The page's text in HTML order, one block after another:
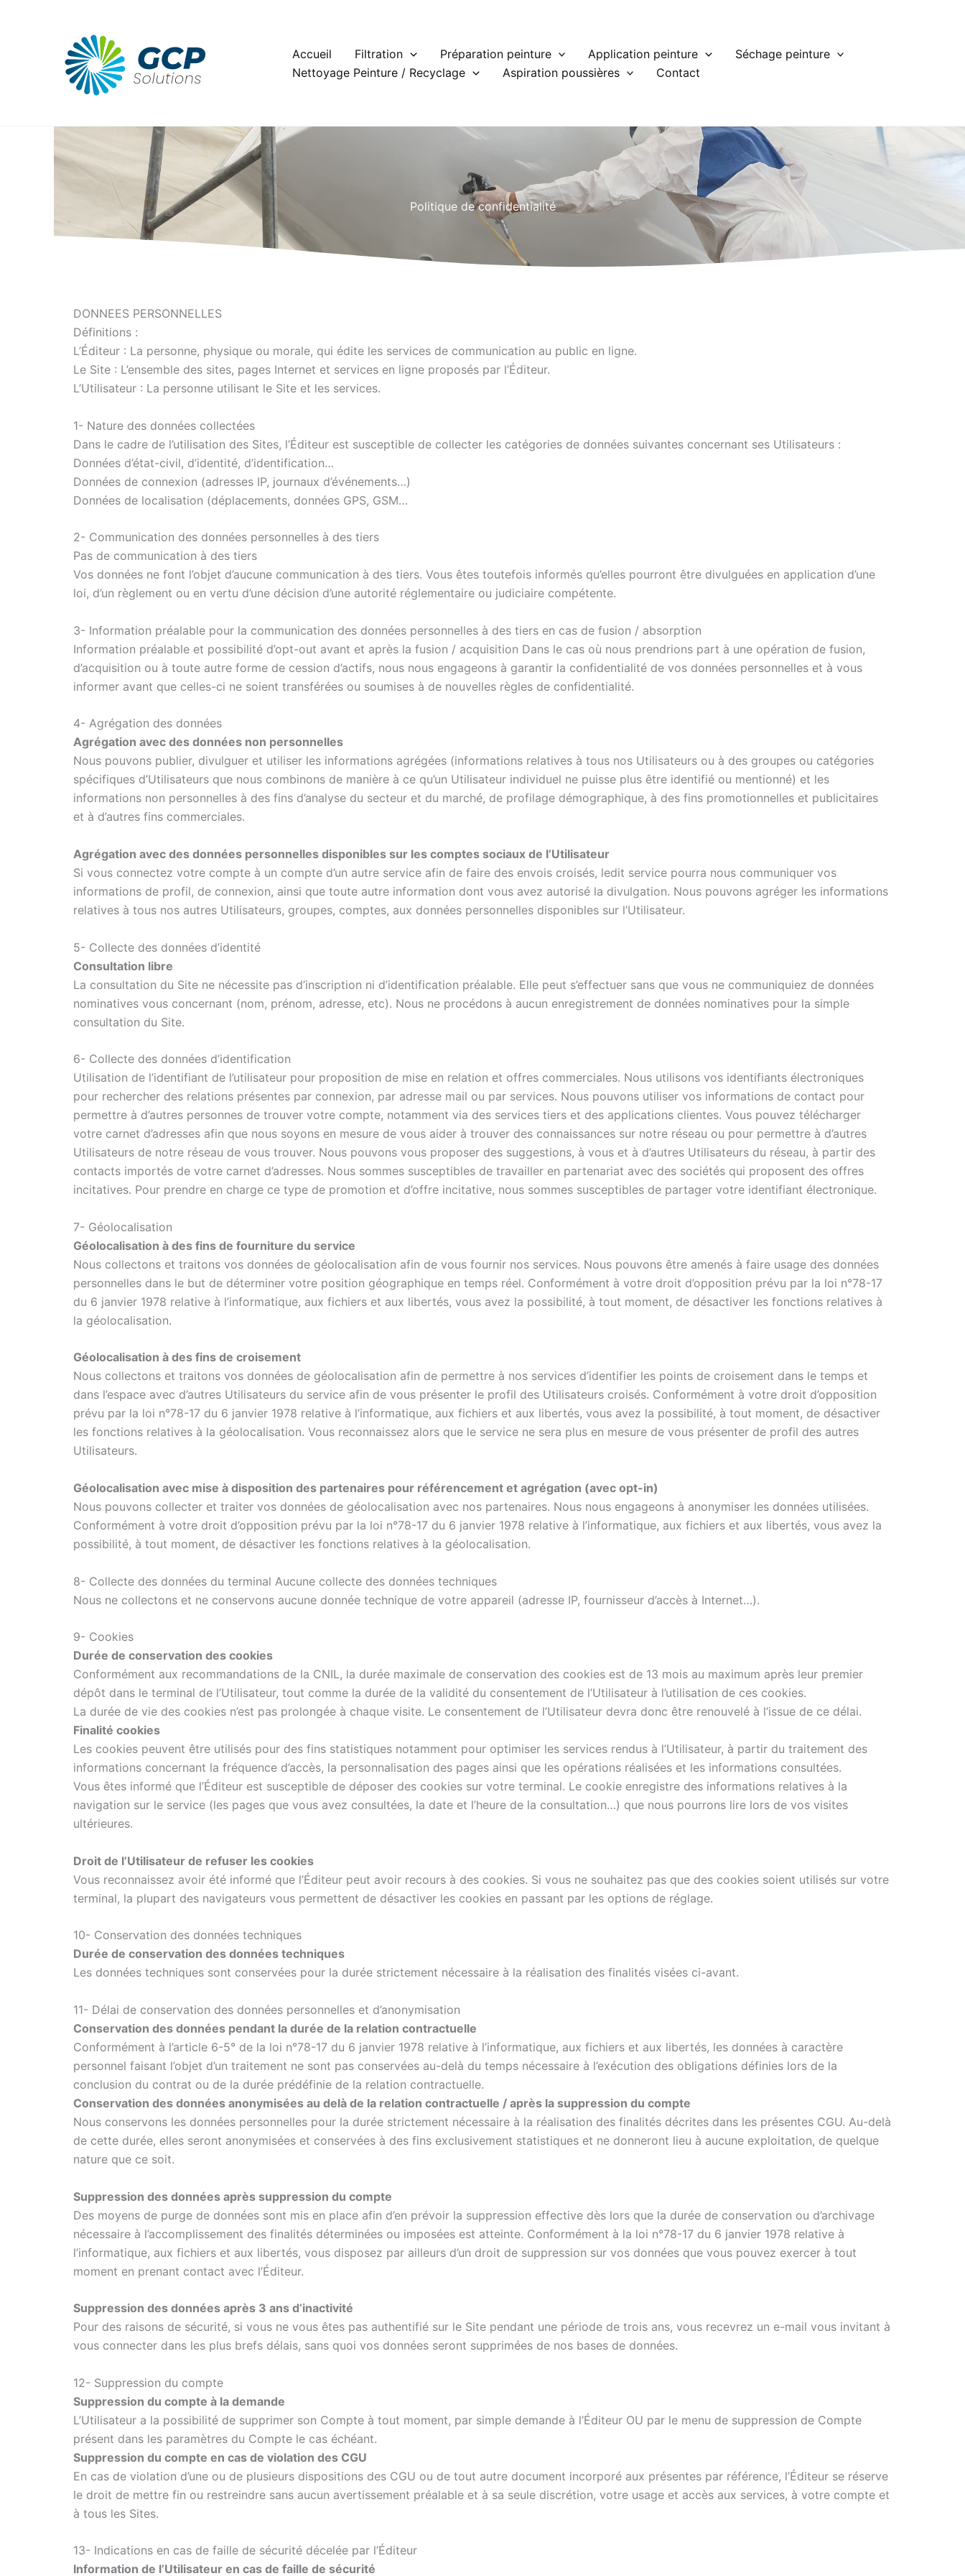
Accueil Filtration Préparation peinture Application peinture
Séchage peinture
Nettoyage Peinture / Recyclage
Aspiration poussières Contact
Politique de confidentialité
DONNEES PERSONNELLES
Définitions :
L’Éditeur : La personne, physique ou morale, qui édite les services de communication au public en ligne.
Le Site : L’ensemble des sites, pages Internet et services en ligne proposés par l’Éditeur.
L’Utilisateur : La personne utilisant le Site et les services.
1- Nature des données collectées
Dans le cadre de l’utilisation des Sites, l’Éditeur est susceptible de collecter les catégories de données suivantes concernant ses Utilisateurs :
Données d’état-civil, d’identité, d’identification…
Données de connexion (adresses IP, journaux d’événements…)
Données de localisation (déplacements, données GPS, GSM…
2- Communication des données personnelles à des tiers
Pas de communication à des tiers
Vos données ne font l’objet d’aucune communication à des tiers. Vous êtes toutefois informés qu’elles pourront être divulguées en application d’une
loi, d’un règlement ou en vertu d’une décision d’une autorité réglementaire ou judiciaire compétente.
3- Information préalable pour la communication des données personnelles à des tiers en cas de fusion / absorption
Information préalable et possibilité d’opt-out avant et après la fusion / acquisition Dans le cas où nous prendrions part à une opération de fusion,
d’acquisition ou à toute autre forme de cession d’actifs, nous nous engageons à garantir la confidentialité de vos données personnelles et à vous
informer avant que celles-ci ne soient transférées ou soumises à de nouvelles règles de confidentialité.
4- Agrégation des données
Agrégation avec des données non personnelles
Nous pouvons publier, divulguer et utiliser les informations agrégées (informations relatives à tous nos Utilisateurs ou à des groupes ou catégories
spécifiques d’Utilisateurs que nous combinons de manière à ce qu’un Utilisateur individuel ne puisse plus être identifié ou mentionné) et les
informations non personnelles à des fins d’analyse du secteur et du marché, de profilage démographique, à des fins promotionnelles et publicitaires
et à d’autres fins commerciales.
Agrégation avec des données personnelles disponibles sur les comptes sociaux de l’Utilisateur
Si vous connectez votre compte à un compte d’un autre service afin de faire des envois croisés, ledit service pourra nous communiquer vos
informations de profil, de connexion, ainsi que toute autre information dont vous avez autorisé la divulgation. Nous pouvons agréger les informations
relatives à tous nos autres Utilisateurs, groupes, comptes, aux données personnelles disponibles sur l’Utilisateur.
5- Collecte des données d’identité
Consultation libre
La consultation du Site ne nécessite pas d’inscription ni d’identification préalable. Elle peut s’effectuer sans que vous ne communiquiez de données
nominatives vous concernant (nom, prénom, adresse, etc). Nous ne procédons à aucun enregistrement de données nominatives pour la simple
consultation du Site.
6- Collecte des données d’identification
Utilisation de l’identifiant de l’utilisateur pour proposition de mise en relation et offres commerciales. Nous utilisons vos identifiants électroniques
pour rechercher des relations présentes par connexion, par adresse mail ou par services. Nous pouvons utiliser vos informations de contact pour
permettre à d’autres personnes de trouver votre compte, notamment via des services tiers et des applications clientes. Vous pouvez télécharger
votre carnet d’adresses afin que nous soyons en mesure de vous aider à trouver des connaissances sur notre réseau ou pour permettre à d’autres
Utilisateurs de notre réseau de vous trouver. Nous pouvons vous proposer des suggestions, à vous et à d’autres Utilisateurs du réseau, à partir des
contacts importés de votre carnet d’adresses. Nous sommes susceptibles de travailler en partenariat avec des sociétés qui proposent des offres
incitatives. Pour prendre en charge ce type de promotion et d’offre incitative, nous sommes susceptibles de partager votre identifiant électronique.
7- Géolocalisation
Géolocalisation à des fins de fourniture du service
Nous collectons et traitons vos données de géolocalisation afin de vous fournir nos services. Nous pouvons être amenés à faire usage des données
personnelles dans le but de déterminer votre position géographique en temps réel. Conformément à votre droit d’opposition prévu par la loi n°78-17
du 6 janvier 1978 relative à l’informatique, aux fichiers et aux libertés, vous avez la possibilité, à tout moment, de désactiver les fonctions relatives à
la géolocalisation.
Géolocalisation à des fins de croisement
Nous collectons et traitons vos données de géolocalisation afin de permettre à nos services d’identifier les points de croisement dans le temps et
dans l’espace avec d’autres Utilisateurs du service afin de vous présenter le profil des Utilisateurs croisés. Conformément à votre droit d’opposition
prévu par la loi n°78-17 du 6 janvier 1978 relative à l’informatique, aux fichiers et aux libertés, vous avez la possibilité, à tout moment, de désactiver
les fonctions relatives à la géolocalisation. Vous reconnaissez alors que le service ne sera plus en mesure de vous présenter de profil des autres
Utilisateurs.
Géolocalisation avec mise à disposition des partenaires pour référencement et agrégation (avec opt-in)
Nous pouvons collecter et traiter vos données de géolocalisation avec nos partenaires. Nous nous engageons à anonymiser les données utilisées.
Conformément à votre droit d’opposition prévu par la loi n°78-17 du 6 janvier 1978 relative à l’informatique, aux fichiers et aux libertés, vous avez la
possibilité, à tout moment, de désactiver les fonctions relatives à la géolocalisation.
8- Collecte des données du terminal Aucune collecte des données techniques
Nous ne collectons et ne conservons aucune donnée technique de votre appareil (adresse IP, fournisseur d’accès à Internet…).
9- Cookies
Durée de conservation des cookies
Conformément aux recommandations de la CNIL, la durée maximale de conservation des cookies est de 13 mois au maximum après leur premier
dépôt dans le terminal de l’Utilisateur, tout comme la durée de la validité du consentement de l’Utilisateur à l’utilisation de ces cookies.
La durée de vie des cookies n’est pas prolongée à chaque visite. Le consentement de l’Utilisateur devra donc être renouvelé à l’issue de ce délai.
Finalité cookies
Les cookies peuvent être utilisés pour des fins statistiques notamment pour optimiser les services rendus à l’Utilisateur, à partir du traitement des
informations concernant la fréquence d’accès, la personnalisation des pages ainsi que les opérations réalisées et les informations consultées.
Vous êtes informé que l’Éditeur est susceptible de déposer des cookies sur votre terminal. Le cookie enregistre des informations relatives à la
navigation sur le service (les pages que vous avez consultées, la date et l’heure de la consultation…) que nous pourrons lire lors de vos visites
ultérieures.
Droit de l’Utilisateur de refuser les cookies
Vous reconnaissez avoir été informé que l’Éditeur peut avoir recours à des cookies. Si vous ne souhaitez pas que des cookies soient utilisés sur votre
terminal, la plupart des navigateurs vous permettent de désactiver les cookies en passant par les options de réglage.
10- Conservation des données techniques
Durée de conservation des données techniques
Les données techniques sont conservées pour la durée strictement nécessaire à la réalisation des finalités visées ci-avant.
11- Délai de conservation des données personnelles et d’anonymisation
Conservation des données pendant la durée de la relation contractuelle
Conformément à l’article 6-5° de la loi n°78-17 du 6 janvier 1978 relative à l’informatique, aux fichiers et aux libertés, les données à caractère
personnel faisant l’objet d’un traitement ne sont pas conservées au-delà du temps nécessaire à l’exécution des obligations définies lors de la
conclusion du contrat ou de la durée prédéfinie de la relation contractuelle.
Conservation des données anonymisées au delà de la relation contractuelle / après la suppression du compte
Nous conservons les données personnelles pour la durée strictement nécessaire à la réalisation des finalités décrites dans les présentes CGU. Au-delà
de cette durée, elles seront anonymisées et conservées à des fins exclusivement statistiques et ne donneront lieu à aucune exploitation, de quelque
nature que ce soit.
Suppression des données après suppression du compte
Des moyens de purge de données sont mis en place afin d’en prévoir la suppression effective dès lors que la durée de conservation ou d’archivage
nécessaire à l’accomplissement des finalités déterminées ou imposées est atteinte. Conformément à la loi n°78-17 du 6 janvier 1978 relative à
l’informatique, aux fichiers et aux libertés, vous disposez par ailleurs d’un droit de suppression sur vos données que vous pouvez exercer à tout
moment en prenant contact avec l’Éditeur.
Suppression des données après 3 ans d’inactivité
Pour des raisons de sécurité, si vous ne vous êtes pas authentifié sur le Site pendant une période de trois ans, vous recevrez un e-mail vous invitant à
vous connecter dans les plus brefs délais, sans quoi vos données seront supprimées de nos bases de données.
12- Suppression du compte
Suppression du compte à la demande
L’Utilisateur a la possibilité de supprimer son Compte à tout moment, par simple demande à l’Éditeur OU par le menu de suppression de Compte
présent dans les paramètres du Compte le cas échéant.
Suppression du compte en cas de violation des CGU
En cas de violation d’une ou de plusieurs dispositions des CGU ou de tout autre document incorporé aux présentes par référence, l’Éditeur se réserve
le droit de mettre fin ou restreindre sans aucun avertissement préalable et à sa seule discrétion, votre usage et accès aux services, à votre compte et
à tous les Sites.
13- Indications en cas de faille de sécurité décelée par l’Éditeur
Information de l’Utilisateur en cas de faille de sécurité